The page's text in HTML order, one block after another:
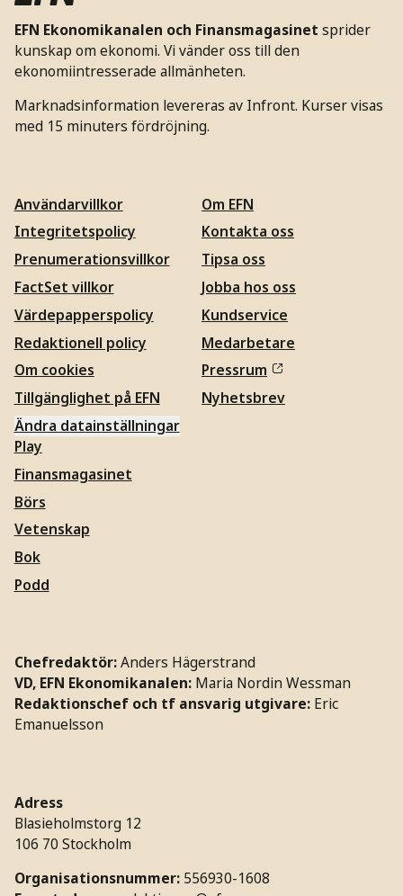
EFN Ekonomikanalen och Finansmagasinet sprider
kunskap om ekonomi. Vi vänder oss till den
ekonomiintresserade allmänheten.
Marknadsinformation levereras av Infront. Kurser visas
med 15 minuters fördröjning.
Användarvillkor
Integritetspolicy
Prenumerationsvillkor
FactSet villkor
Värdepapperspolicy
Redaktionell policy
Om cookies
Tillgänglighet på EFN
Ändra datainställningar
Om EFN
Kontakta oss
Tipsa oss
Jobba hos oss
Kundservice
Medarbetare
Pressrum
Nyhetsbrev
Play
Finansmagasinet
Börs
Vetenskap
Bok
Podd
Chefredaktör:Anders Hägerstrand
VD, EFN Ekonomikanalen: Maria Nordin Wessman
Redaktionschef och tf ansvarig utgivare: Eric
Emanuelsson
Adress
Blasieholmstorg 12
106 70 Stockholm
Organisationsnummer: 556930-1608